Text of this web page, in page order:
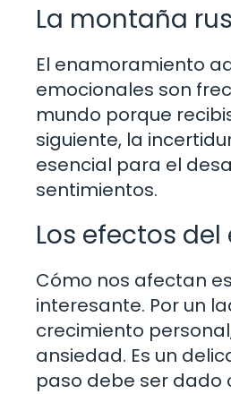
La montaña
El enamoramiento
emocionales son
mundo porque
siguiente, la
esencial para el
sentimientos.
Los efectos
Cómo nos afectan
interesante. Por un
crecimiento
ansiedad. Es un
paso debe ser dado